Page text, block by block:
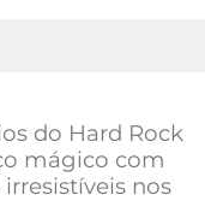
do Hard Rock
mágico com
nos